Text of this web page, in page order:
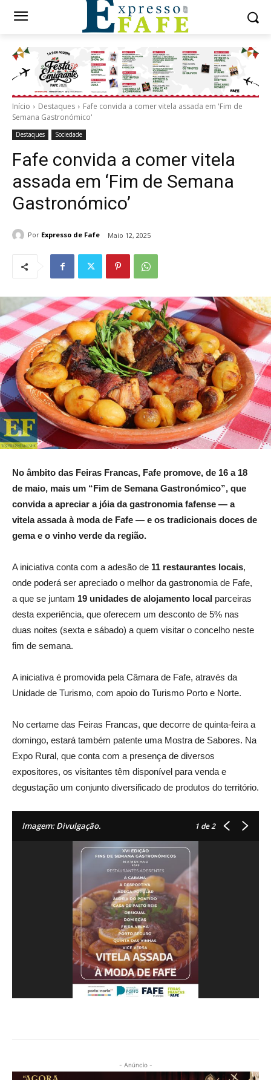
Início Destaques
Fafe convida a comer vitela assada em 'Fim de
Semana Gastronómico'
Destaques Sociedade
Fafe convida a comer vitela
assada em ‘Fim de Semana
Gastronómico’
Por Expresso de Fafe Maio 12, 2025
No âmbito das Feiras Francas, Fafe promove, de 16 a 18
de maio, mais um “Fim de Semana Gastronómico”, que
convida a apreciar a jóia da gastronomia fafense — a
vitela assada à moda de Fafe — e os tradicionais doces de
gema e o vinho verde da região.
A iniciativa conta com a adesão de 11 restaurantes locais,
onde poderá ser apreciado o melhor da gastronomia de Fafe,
a que se juntam 19 unidades de alojamento local parceiras
desta experiência, que oferecem um desconto de 5% nas
duas noites (sexta e sábado) a quem visitar o concelho neste
fim de semana.
A iniciativa é promovida pela Câmara de Fafe, através da
Unidade de Turismo, com apoio do Turismo Porto e Norte.
No certame das Feiras Francas, que decorre de quinta-feira a
domingo, estará também patente uma Mostra de Sabores. Na
Expo Rural, que conta com a presença de diversos
expositores, os visitantes têm disponível para venda e
degustação um conjunto diversificado de produtos do território.
Imagem: Divulgação. 1 de 2
- Anúncio -